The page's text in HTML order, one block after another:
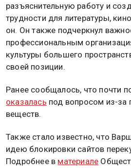
разъяснительную работу и
трудности для литературы,
он. Он также подчеркнул
профессиональным
культуры большего
своей позиции.
Ранее сообщалось, что почти
оказалась под вопросом из-за
веществ.
Также стало известно, что
идею блокировки сайтов
Подробнее в материале